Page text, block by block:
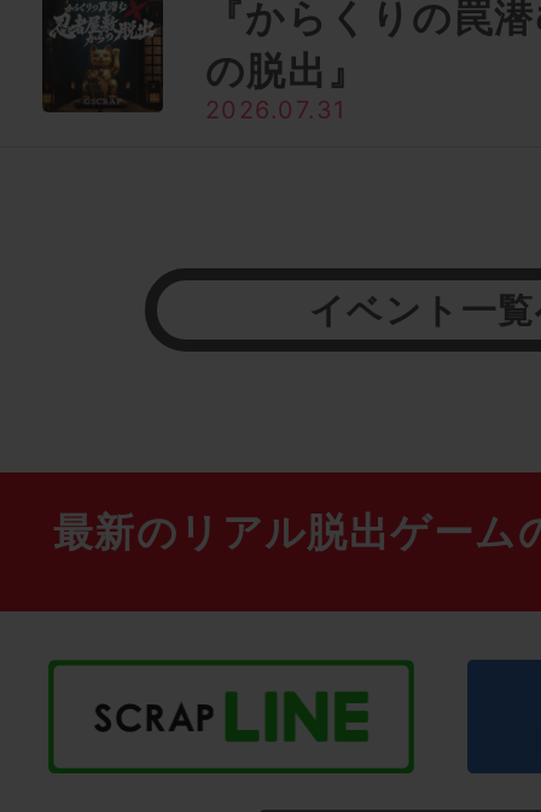
『からくりの罠
の脱出』
2026.07.31
イベント一
最新のリアル脱出ゲーム